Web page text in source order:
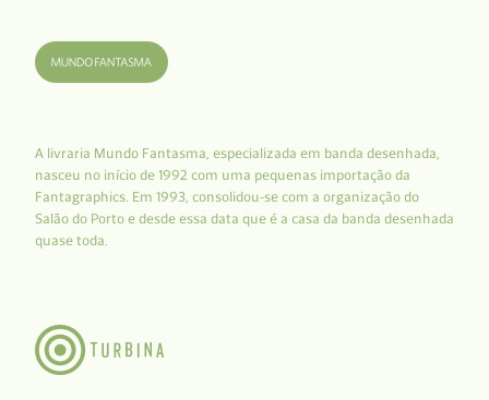
A livraria Mundo Fantasma, especializada em banda desenhada,
nasceu no início de 1992 com uma pequenas importação da
Fantagraphics. Em 1993, consolidou-se com a organização do
Salão do Porto e desde essa data que é a casa da banda desenhada
quase toda.